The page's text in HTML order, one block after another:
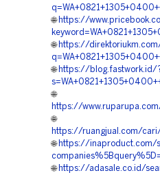
🌐 https://
🌐 https://
🌐 https://blog.fastwork.id/
🌐
https://
🌐
https://ruangjual.com/
🌐 https://inaproduct.com/
🌐 https://adasale.co.id/